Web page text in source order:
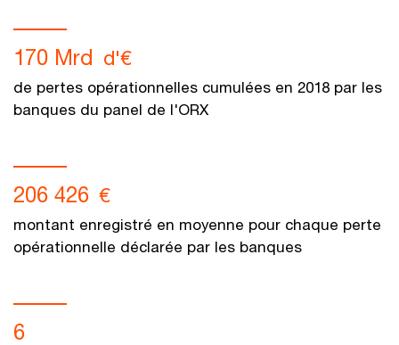
170 Mrd d'€
de pertes opérationnelles cumulées en 2018 par les
banques du panel de l'ORX
206 426 €
montant enregistré en moyenne pour chaque perte
opérationnelle déclarée par les banques
6